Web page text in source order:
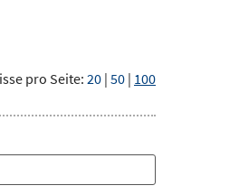
pro Seite:20 | 50 | 100